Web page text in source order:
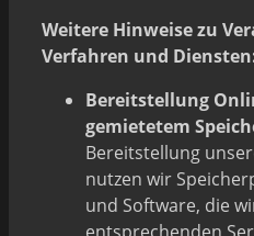
Weitere Hinweise zu
Verfahren und
Bereitstellung
gemietetem
Bereitstellung
nutzen wir
und Software, die